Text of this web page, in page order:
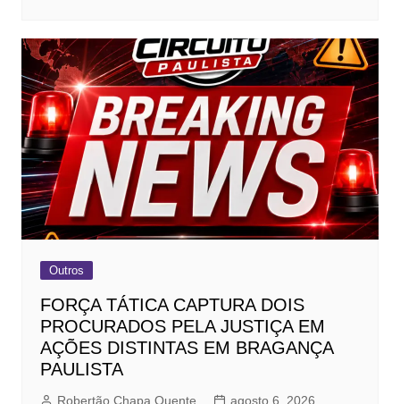
Outros
FORÇA TÁTICA CAPTURA DOIS
PROCURADOS PELA JUSTIÇA EM
AÇÕES DISTINTAS EM BRAGANÇA
PAULISTA
Robertão Chapa Quente agosto 6, 2026